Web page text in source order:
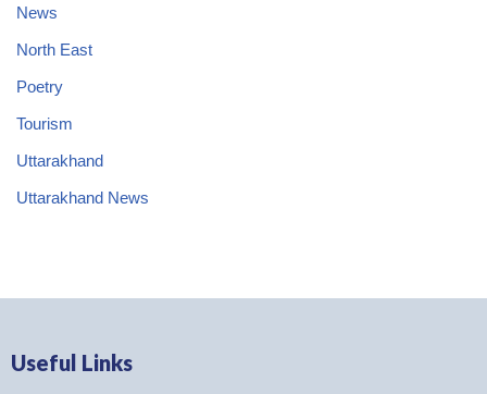
News
North East
Poetry
Tourism
Uttarakhand
Uttarakhand News
Useful Links